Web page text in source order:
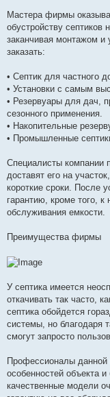
Мастера фирмы
обустройству
заканчивая монтажом и
заказать:
• Септик для частного
• Установки с самым
• Резервуары для дач,
сезонного применения.
• Накопительные
• Промышленные
Специалисты компании
доставят его на
короткие сроки. После
гарантию, кроме того,
обслуживания емкости.
Преимущества фирмы
У септика имеется
откачивать так часто,
септика обойдется
системы, но благодаря
смогут запросто
Профессионалы данной
особенностей объекта
качественные модели